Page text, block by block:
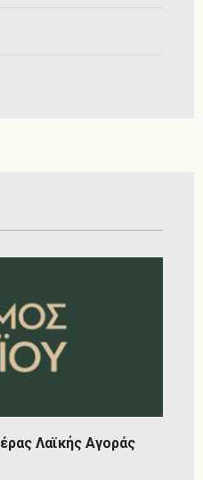
Λαϊκής Αγοράς